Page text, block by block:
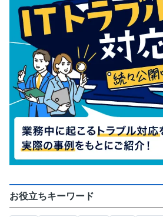
お役立ちキーワード